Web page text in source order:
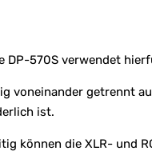
570S verwendet
voneinander getrennt
ist.
können die XLR- und